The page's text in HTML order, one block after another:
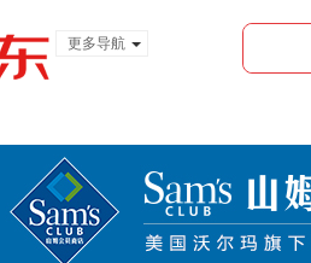
更多导航